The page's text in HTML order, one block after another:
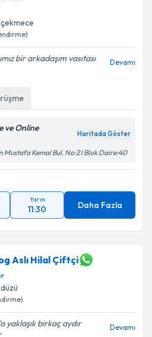
bir arkadaşım vasıtası
Devamı
ve Online
Haritada Göster
Kemal Bul. No:2 I Blok Daire:40
Yarın
11:30 Daha Fazla
Aslı Hilal Çiftçi
yaklaşık birkaç aydır
Devamı